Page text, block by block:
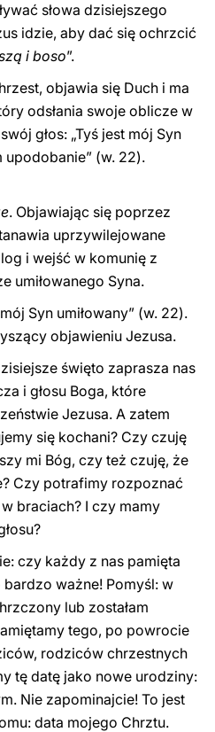
słowa dzisiejszego
idzie, aby dać się ochrzcić
i boso”.
objawia się Duch i ma
odsłania swoje oblicze w
głos: „Tyś jest mój Syn
upodobanie” (w. 22).
. Objawiając się poprzez
uprzywilejowane
i wejść w komunię z
umiłowanego Syna.
Syn umiłowany” (w. 22).
objawieniu Jezusa.
święto zaprasza nas
i głosu Boga, które
Jezusa. A zatem
się kochani? Czy czuję
mi Bóg, czy też czuję, że
Czy potrafimy rozpoznać
braciach? I czy mamy
czy każdy z nas pamięta
ważne! Pomyśl: w
lub zostałam
tego, po powrocie
rodziców chrzestnych
tę datę jako nowe urodziny:
Nie zapominajcie! To jest
data mojego Chrztu.